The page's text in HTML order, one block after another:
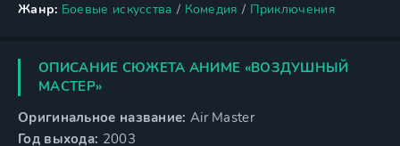
Жанр: Боевые искусства / Комедия / Приключения
ОПИСАНИЕ СЮЖЕТА АНИМЕ «ВОЗДУШНЫЙ
МАСТЕР»
Оригинальное название: Air Master
Год выхода: 2003